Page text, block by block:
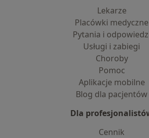
Lekarze
Placówki medyczne
Pytania i
Usługi i zabiegi
Choroby
Pomoc
Aplikacje mobilne
Blog dla pacjentów
Dla
Cennik